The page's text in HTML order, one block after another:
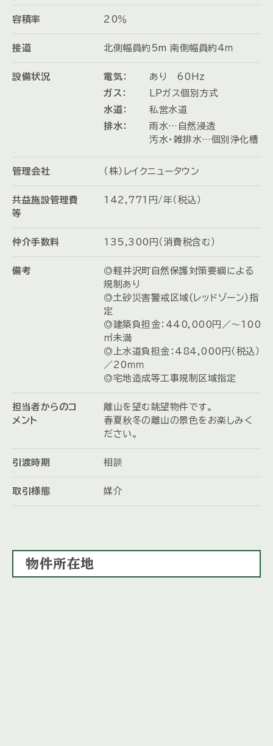
容積率 20％
接道 北側幅員約5m 南側幅員約4ｍ
設備状況 電気：
あり 60Hz
ガス：
LPガス個別方式
水道：
私営水道
排水：
雨水…自然浸透
汚水・雑排水…個別浄化槽
管理会社 （株）レイクニュータウン
共益施設管理費
等
142,771円/年（税込）
仲介手数料 135,300円（消費税含む）
備考
◎軽井沢町自然保護対策要綱による
規制あり
◎土砂災害警戒区域(レッドゾーン)指
定
◎建築負担金：440,000円／～100
㎡未満
◎上水道負担金：484,000円（税込）
／20ｍｍ
◎宅地造成等工事規制区域指定
担当者からのコ
メント
離山を望む眺望物件です。
春夏秋冬の離山の景色をお楽しみく
ださい。
引渡時期 相談
取引様態 媒介
物件所在地